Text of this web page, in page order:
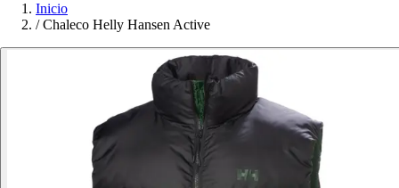
Inicio
/ Chaleco Helly Hansen Active